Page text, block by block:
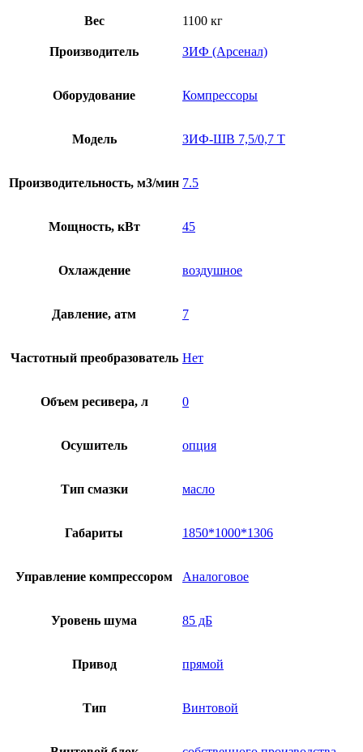
Вес 1100 кг
Производитель ЗИФ (Арсенал)
Оборудование Компрессоры
Модель ЗИФ-ШВ 7,5/0,7 Т
Производительность, м3/мин 7.5
Мощность, кВт 45
Охлаждение воздушное
Давление, атм 7
Частотный преобразователь Нет
Объем ресивера, л 0
Осушитель опция
Тип смазки масло
Габариты 1850*1000*1306
Управление компрессором Аналоговое
Уровень шума 85 дБ
Привод прямой
Тип Винтовой